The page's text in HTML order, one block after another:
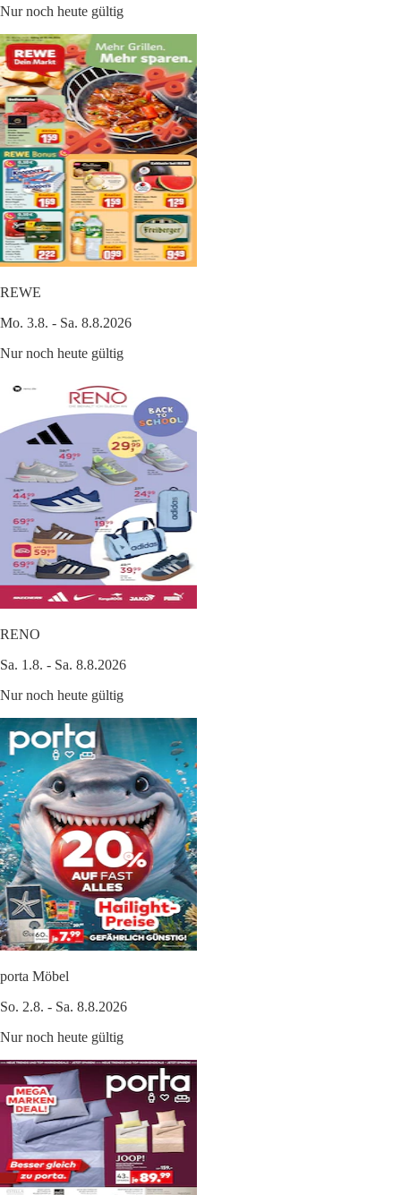
Nur noch heute gültig
REWE
Mo. 3.8. - Sa. 8.8.2026
Nur noch heute gültig
RENO
Sa. 1.8. - Sa. 8.8.2026
Nur noch heute gültig
porta Möbel
So. 2.8. - Sa. 8.8.2026
Nur noch heute gültig